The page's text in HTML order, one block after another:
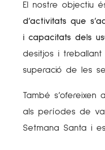
El nostre objectiu
d’activitats que
i capacitats dels
desitjos i
superació de les
També
als períodes de
Setmana Santa i